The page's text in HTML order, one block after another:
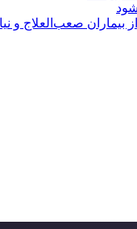
صعب‌العلاج و